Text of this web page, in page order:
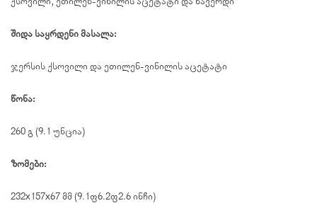
შიდა საყრდენი მასალა:
ჯერსის ქსოვილი და ეთილენ-ვინილის აცეტატი
წონა:
260 გ (9.1 უნცია)
ზომები:
232x157x67 მმ (9.1×6.2×2.6 ინჩი)